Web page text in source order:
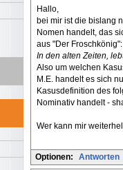
Hallo,
bei mir ist die bislang
Nomen handelt, das
aus "Der Froschkönig":
In den alten Zeiten,
Also um welchen
M.E. handelt es sich
Kasusdefinition des
Nominativ handelt -
Wer kann mir
Optionen: Antworten